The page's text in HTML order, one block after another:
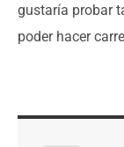
gustaría probar
poder hacer